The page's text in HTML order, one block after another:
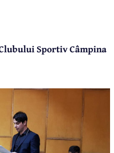
Sportiv Câmpina